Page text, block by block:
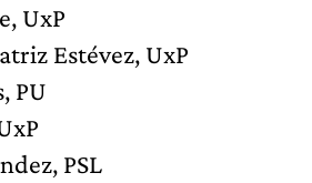
UxP
Estévez, UxP
PU
PSL